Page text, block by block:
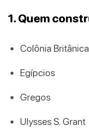
1. Quem
Colônia Britânica
Egípcios
Gregos
Ulysses S. Grant